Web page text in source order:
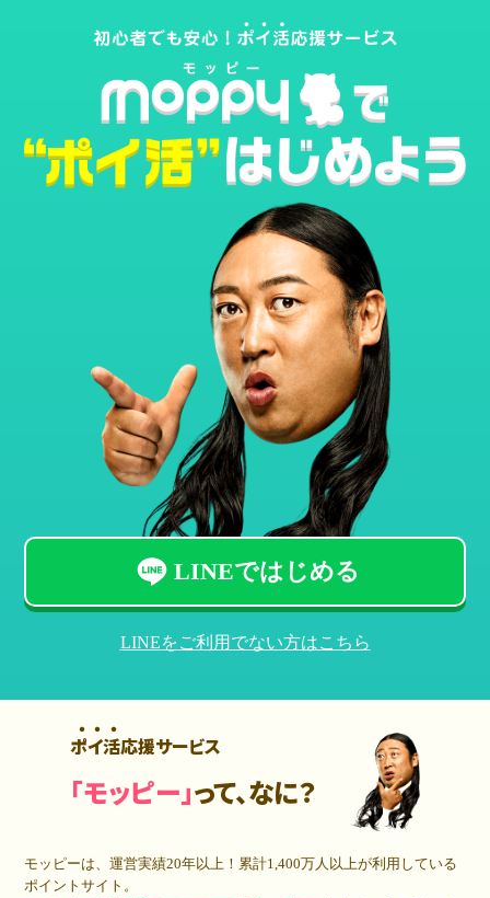
LINEではじめる
LINEをご利用でない方はこちら
ポイ活応援サービス
「モッピー」って、なに？
モッピーは、運営実績20年以上！累計1,400万人 以上が利用している
ポイントサイト。